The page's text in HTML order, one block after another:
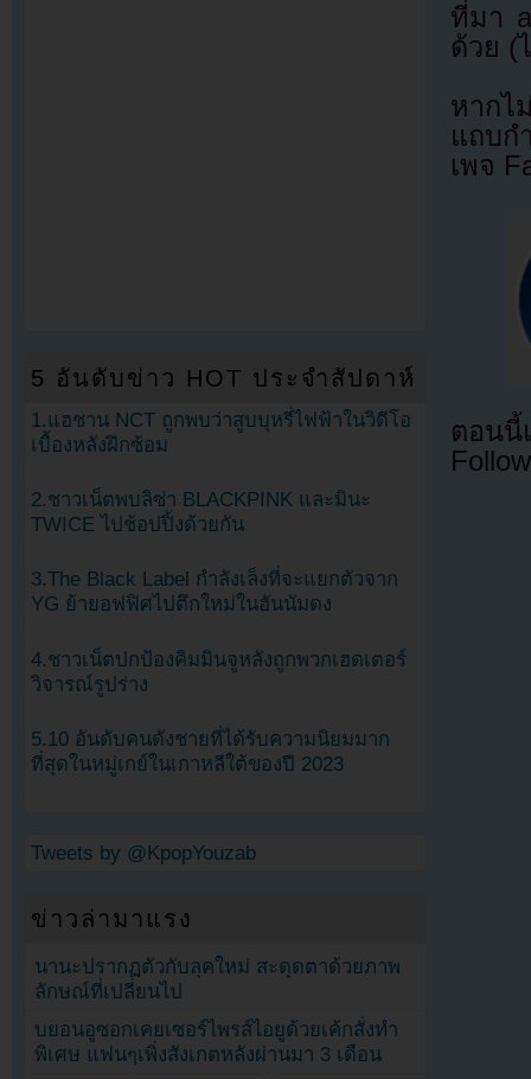
ที่มา
ด้วย (
หากไ
แถบก
เพจ
ตอนนี้
5 อันดับข่าว HOT ประจำสัปดาห์
1.แฮชาน NCT ถูกพบว่าสูบบุหรี่ไฟฟ้าในวิดีโอ
เบื้องหลังฝึกซ้อม
2.ชาวเน็ตพบลิซ่า BLACKPINK และมินะ
TWICE ไปช้อปปิ้งด้วยกัน
3.The Black Label กำลังเล็งที่จะแยกตัวจาก
YG ย้ายอฟฟิศไปตึกใหม่ในฮันนัมดง
4.ชาวเน็ตปกป้องคิมมินจูหลังถูกพวกเฮดเตอร์
วิจารณ์รูปร่าง
5.10 อันดับคนดังชายที่ได้รับความนิยมมาก
ที่สุดในหมู่เกย์ในเกาหลีใต้ของปี 2023
Tweets by @KpopYouzab
ข่าวล่ามาแรง
นานะปรากฏตัวกับลุคใหม่ สะดุดตาด้วยภาพ
ลักษณ์ที่เปลี่ยนไป
บยอนอูซอกเคยเซอร์ไพรส์ไอยูด้วยเค้กสั่งทำ
พิเศษ แฟนๆเพิ่งสังเกตหลังผ่านมา 3 เดือน